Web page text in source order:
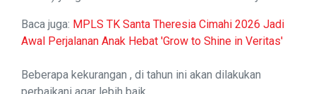
Baca juga: MPLS TK Santa Theresia Cimahi 2026 Jadi
Awal Perjalanan Anak Hebat 'Grow to Shine in Veritas'
Beberapa kekurangan , di tahun ini akan dilakukan